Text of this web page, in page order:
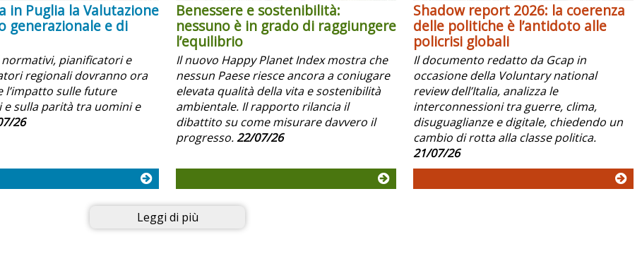
in Puglia la Valutazione
generazionale e di
pianificatori e
regionali dovranno ora
l’impatto sulle future
e sulla parità tra uomini e
26
Benessere e sostenibilità:
nessuno è in grado di raggiungere
l’equilibrio
Il nuovo Happy Planet Index mostra che
nessun Paese riesce ancora a coniugare
elevata qualità della vita e sostenibilità
ambientale. Il rapporto rilancia il
dibattito su come misurare davvero il
progresso.22/07/26
Shadow report 2026: la coerenza
delle politiche è l’antidoto alle
policrisi globali
Il documento redatto da Gcap in
occasione della Voluntary national
review dell’Italia, analizza le
interconnessioni tra guerre, clima,
disuguaglianze e digitale, chiedendo un
cambio di rotta alla classe politica.
21/07/26
Leggi di più